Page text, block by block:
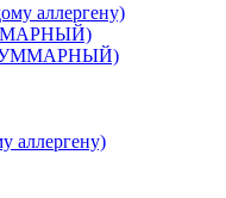
аллергену)
СУММАРНЫЙ)
аллергену)